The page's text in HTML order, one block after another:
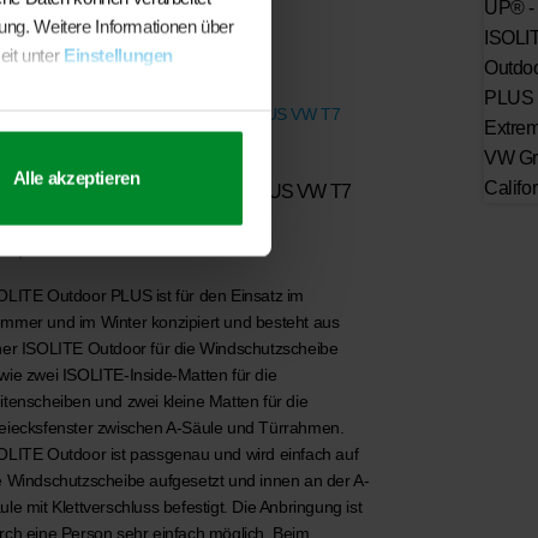
Weitere Informationen über
unter Einstellungen
Alle akzeptieren
ISOLITE® Outdoor PLUS VW T7
Outdoor PLUS ist für den Einsatz im
und im Winter konzipiert und besteht aus
ISOLITE Outdoor für die Windschutzscheibe
zwei ISOLITE-Inside-Matten für die
und zwei kleine Matten für die
zwischen A-Säule und Türrahmen.
Outdoor ist passgenau und wird einfach auf
Windschutzscheibe aufgesetzt und innen an der A-
mit Klettverschluss befestigt. Die Anbringung ist
eine Person sehr einfach möglich. Beim